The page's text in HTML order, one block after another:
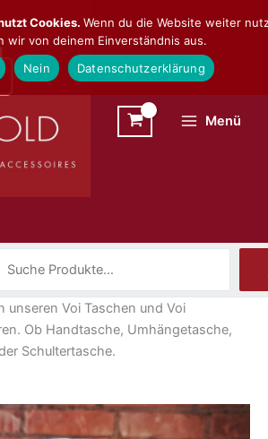
Menü
unseren Voi Taschen und Voi
Ob Handtasche, Umhängetasche,
Schultertasche.
Cookies. Wenn du die Website weiter
wir von deinem Einverständnis aus.
Nein Datenschutzerklärung